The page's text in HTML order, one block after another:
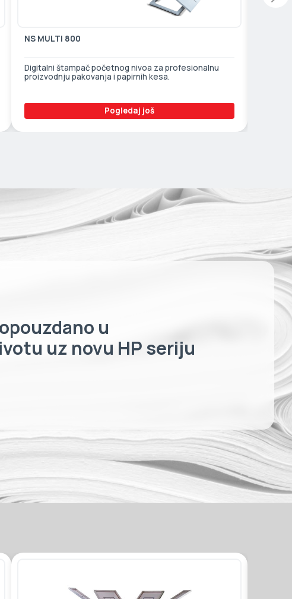
NS MULTI 800
Digitalni štampač početnog nivoa za profesionalnu
proizvodnju pakovanja i papirnih kesa.
Pogledaj još
u
uz novu HP seriju